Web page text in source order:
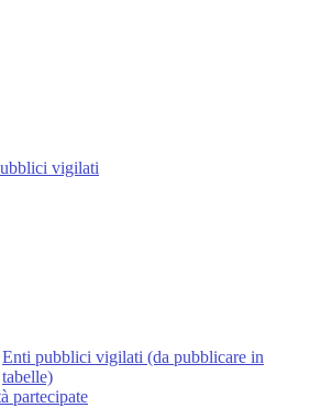
vigilati
Enti pubblici vigilati (da pubblicare in
tabelle)
partecipate